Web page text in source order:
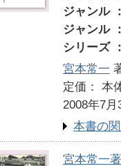
ジャンル
ジャンル
シリーズ
宮本常一
定価：
2008年7月
本書の
宮本常一